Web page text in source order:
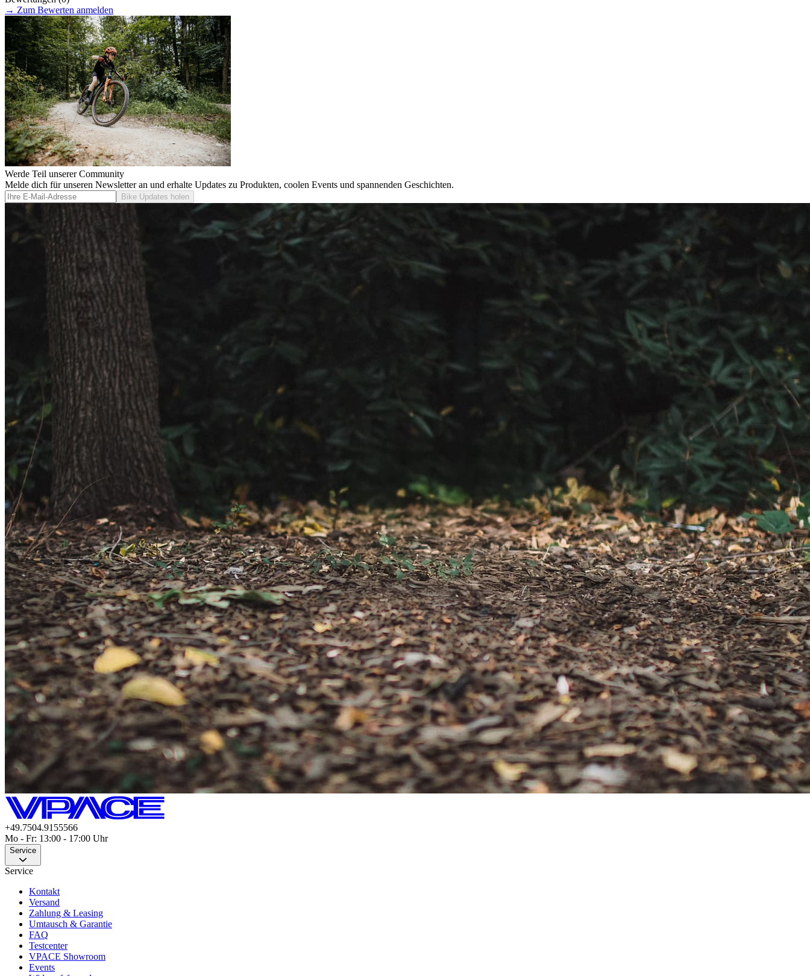
→ Zum Bewerten anmelden
Werde Teil unserer Community
Melde dich für unseren Newsletter an und erhalte Updates zu Produkten, coolen Events und spannenden Geschichten.
Bike Updates holen
+49.7504.9155566
Mo - Fr: 13:00 - 17:00 Uhr
Service
Service
Kontakt
Versand
Zahlung & Leasing
Umtausch & Garantie
FAQ
Testcenter
VPACE Showroom
Events